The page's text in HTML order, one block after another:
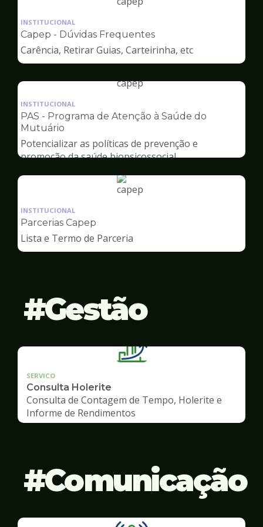
Ilustração
pagina
de
Capep
INSTITUCIONAL
Capep - Dúvidas Frequentes
Carência, Retirar Guias, Carteirinha, etc
Ilustração
pagina
Capep
INSTITUCIONAL
PAS - Programa de Atenção à Saúde do
Mutuário
Potencializar as políticas de prevenção e
promoção da saúde biopsicossocial
Ilustração
Capep
INSTITUCIONAL
Parcerias Capep
Lista e Termo de Parceria
Gestão
SERVICO
Consulta Holerite
Consulta de Contagem de Tempo, Holerite e
Informe de Rendimentos
Comunicação